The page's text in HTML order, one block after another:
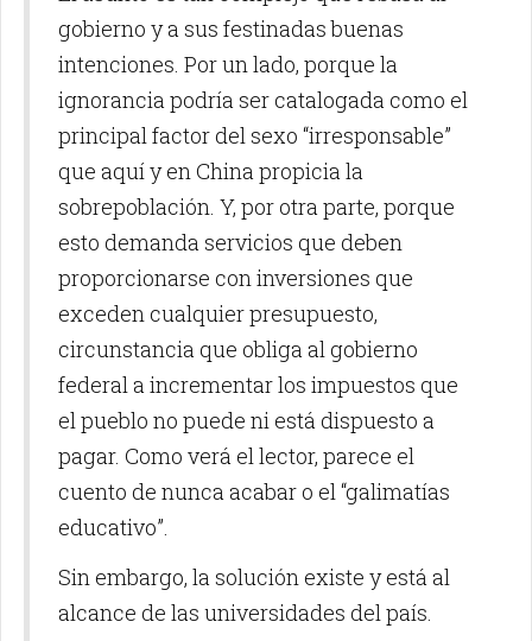
gobierno y a sus festinadas buenas
intenciones. Por un lado, porque la
ignorancia podría ser catalogada como el
principal factor del sexo “irresponsable”
que aquí y en China propicia la
sobrepoblación. Y, por otra parte, porque
esto demanda servicios que deben
proporcionarse con inversiones que
exceden cualquier presupuesto,
circunstancia que obliga al gobierno
federal a incrementar los impuestos que
el pueblo no puede ni está dispuesto a
pagar. Como verá el lector, parece el
cuento de nunca acabar o el “galimatías
educativo”.
Sin embargo, la solución existe y está al
alcance de las universidades del país.